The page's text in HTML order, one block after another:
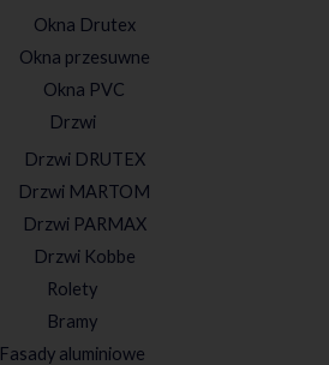
Okna Drutex
Okna przesuwne
Okna PVC
Drzwi
Drzwi DRUTEX
Drzwi MARTOM
Drzwi PARMAX
Drzwi Kobbe
Rolety
Bramy
Fasady aluminiowe